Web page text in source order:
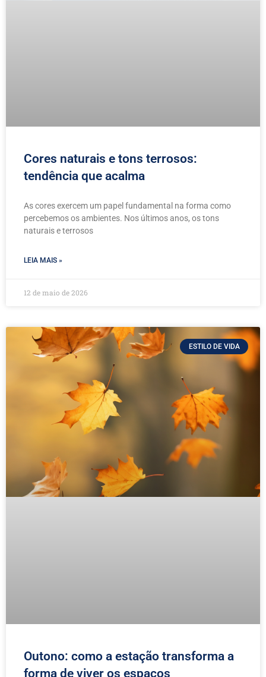
Cores naturais e tons terrosos:
tendência que acalma
As cores exercem um papel fundamental na forma como
percebemos os ambientes. Nos últimos anos, os tons
naturais e terrosos
LEIA MAIS »
12 de maio de 2026
ESTILO DE VIDA
Outono: como a estação transforma a
forma de viver os espaços